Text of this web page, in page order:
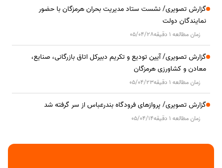
گزارش تصویری/ نشست ستاد مدیریت بحران هرمزگان با حضور
نمایندگان دولت
زمان مطالعه 1 دقیقه 05/04/28
گزارش تصویری/ آیین تودیع و تکریم دبیرکل اتاق بازرگانی، صنایع،
معادن و کشاورزی هرمزگان
زمان مطالعه 1 دقیقه 05/04/23
گزارش تصویری/ پروازهای فرودگاه بندرعباس از سر گرفته شد
زمان مطالعه 1 دقیقه 05/04/14